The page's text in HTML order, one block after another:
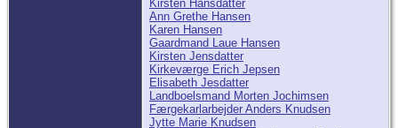
Kirsten Hansdatter
Ann Grethe Hansen
Karen Hansen
Gaardmand Laue Hansen
Kirsten Jensdatter
Kirkeværge Erich Jepsen
Elisabeth Jesdatter
Landboelsmand Morten Jochimsen
Færgekarlarbejder Anders Knudsen
Jytte Marie Knudsen